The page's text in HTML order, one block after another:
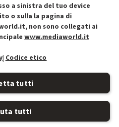
a sinistra del tuo device
o sulla la pagina di
non sono collegati ai
www.mediaworld.it
| Codice etico
tutti
tutti